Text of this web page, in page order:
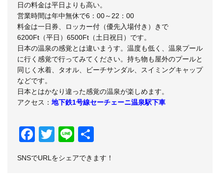
日の料金は平日よりも高い。
営業時間は年中無休で6：00～22：00
料金は一日券、ロッカー付（優先入場付き）きで
6200Ft（平日）6500Ft（土日祝日）です。
日本の温泉の感覚とは違いまうす。温度も低く、温泉プール
に行く感覚で行ってみてください。持ち物も屋外のプールと
同じく水着、タオル、ビーチサンダル、スイミングキャップ
などです。
日本とはかなり違った感覚の温泉が楽しめます。
アクセス： 地下鉄1号線セーチェーニ温泉駅下車
Facebook
Twitter
Line
SNSでURLをシェアできます！